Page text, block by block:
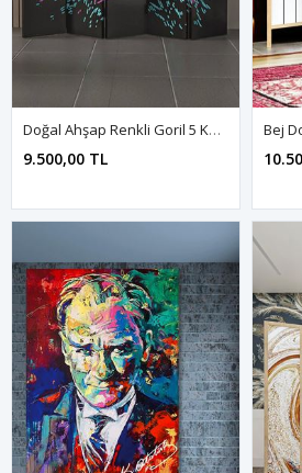
Doğal Ahşap Renkli Goril 5 Kanat Paravan Seperatör Oda Bölme
9.500,00 TL